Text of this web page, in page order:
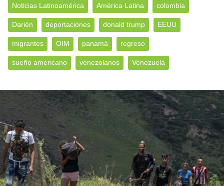
Noticias Latinoamérica América Latina colombia
Darién deportaciones donald trump EEUU
migrantes OIM panamá regreso
sueño americano venezolanos Venezuela